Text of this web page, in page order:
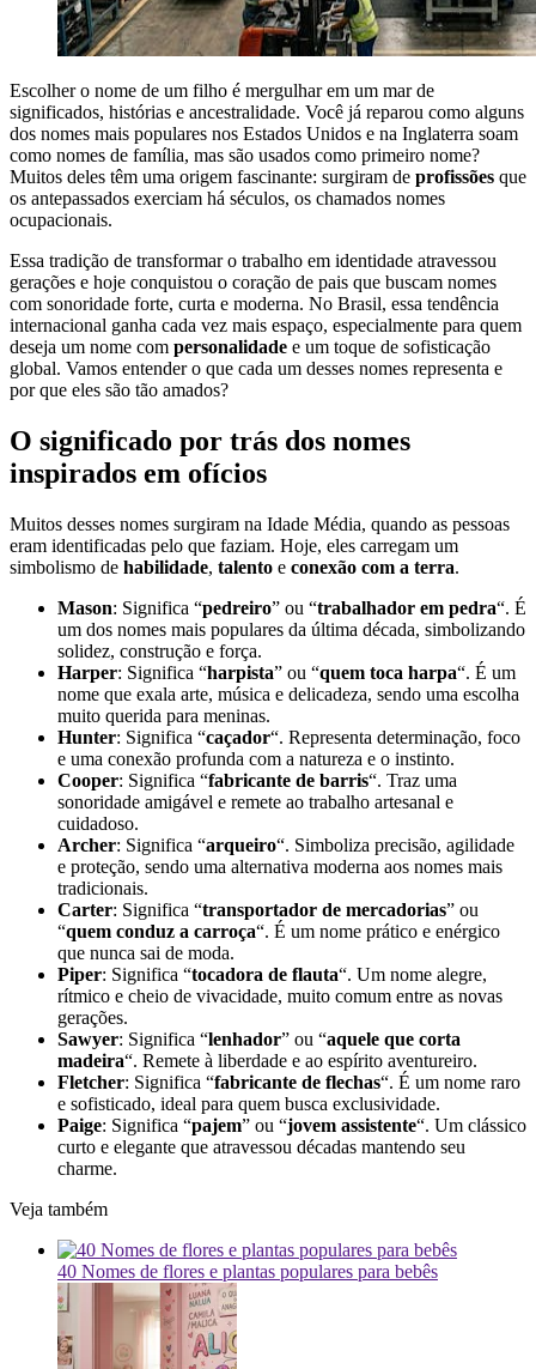
Escolher o nome de um filho é mergulhar em um mar de
significados, histórias e ancestralidade. Você já reparou como alguns
dos nomes mais populares nos Estados Unidos e na Inglaterra soam
como nomes de família, mas são usados como primeiro nome?
Muitos deles têm uma origem fascinante: surgiram de profissões que
os antepassados exerciam há séculos, os chamados nomes
ocupacionais.
Essa tradição de transformar o trabalho em identidade atravessou
gerações e hoje conquistou o coração de pais que buscam nomes
com sonoridade forte, curta e moderna. No Brasil, essa tendência
internacional ganha cada vez mais espaço, especialmente para quem
deseja um nome com personalidade e um toque de sofisticação
global. Vamos entender o que cada um desses nomes representa e
por que eles são tão amados?
O significado por trás dos nomes
inspirados em ofícios
Muitos desses nomes surgiram na Idade Média, quando as pessoas
eram identificadas pelo que faziam. Hoje, eles carregam um
simbolismo de habilidade, talento e conexão com a terra.
Mason: Significa “pedreiro” ou “trabalhador em pedra“. É
um dos nomes mais populares da última década, simbolizando
solidez, construção e força.
Harper: Significa “harpista” ou “quem toca harpa“. É um
nome que exala arte, música e delicadeza, sendo uma escolha
muito querida para meninas.
Hunter: Significa “caçador“. Representa determinação, foco
e uma conexão profunda com a natureza e o instinto.
Cooper: Significa “fabricante de barris“. Traz uma
sonoridade amigável e remete ao trabalho artesanal e
cuidadoso.
Archer: Significa “arqueiro“. Simboliza precisão, agilidade
e proteção, sendo uma alternativa moderna aos nomes mais
tradicionais.
Carter: Significa “transportador de mercadorias” ou
“quem conduz a carroça“. É um nome prático e enérgico
que nunca sai de moda.
Piper: Significa “tocadora de flauta“. Um nome alegre,
rítmico e cheio de vivacidade, muito comum entre as novas
gerações.
Sawyer: Significa “lenhador” ou “aquele que corta
madeira“. Remete à liberdade e ao espírito aventureiro.
Fletcher: Significa “fabricante de flechas“. É um nome raro
e sofisticado, ideal para quem busca exclusividade.
Paige: Significa “pajem” ou “jovem assistente“. Um clássico
curto e elegante que atravessou décadas mantendo seu
charme.
Veja também
40 Nomes de flores e plantas populares para bebês